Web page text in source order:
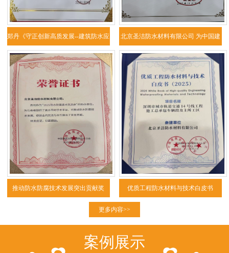
郑丹《守正创新高质发展--建筑防水应
用技
北京圣洁防水材料有限公司 为中国建
筑学会
推动防水防腐技术发展突出贡献奖 优质工程防水材料与技术白皮书
更多内容>>
案例展示